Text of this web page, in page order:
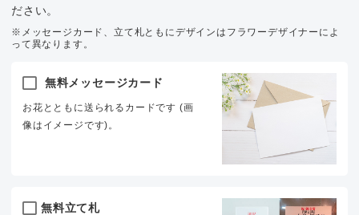
ださい。
※メッセージカード、立て札ともにデザインはフラワーデザイナーによ
って異なります。
無料メッセージカード
お花とともに送られるカードです (画
像はイメージです)。
無料立て札